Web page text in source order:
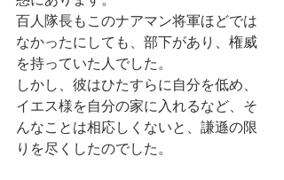
百人隊長もこのナアマン将軍ほどでは
なかったにしても、部下があり、権威
を持っていた人でした。
しかし、彼はひたすらに自分を低め、
イエス様を自分の家に入れるなど、そ
んなことは相応しくないと、謙遜の限
りを尽くしたのでした。